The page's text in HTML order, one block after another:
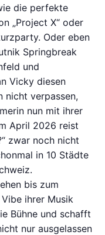
die perfekte
„Project X“ oder
Oder eben
Springbreak
und
Vicky diesen
nicht verpassen,
nun mit ihrer
April 2026 reist
zwar noch nicht
in 10 Städte
bis zum
ihrer Musik
Bühne und schafft
nur ausgelassen